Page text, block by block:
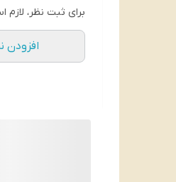
برای ثبت نظر، لازم
افزودن